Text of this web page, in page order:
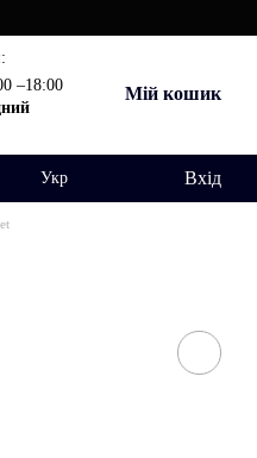
–18:00
Мій кошик
Укр Вхід